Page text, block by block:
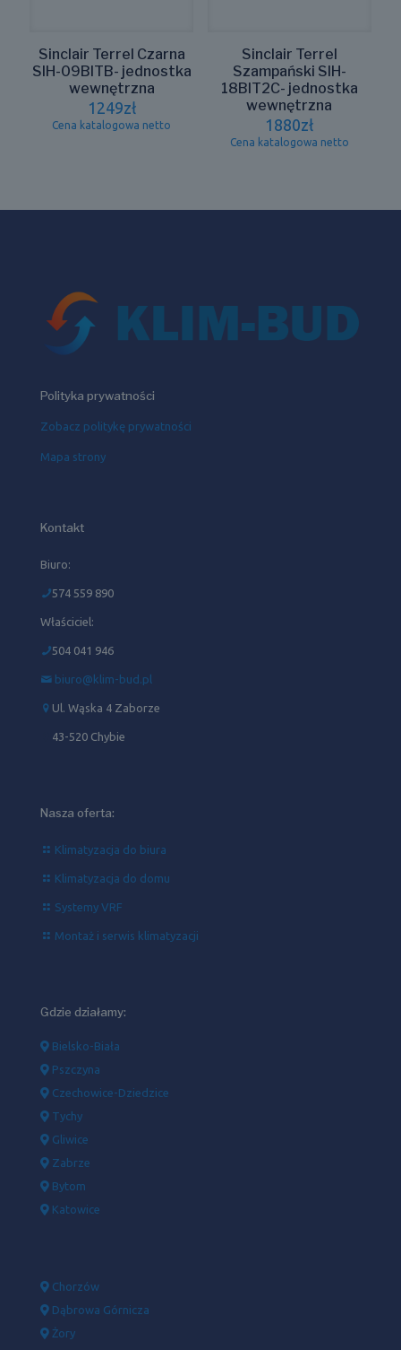
Sinclair Terrel Czarna
SIH-09BITB- jednostka
wewnętrzna
1249zł
Cena katalogowa netto
Sinclair Terrel
Szampański SIH-
18BIT2C- jednostka
wewnętrzna
1880zł
Cena katalogowa netto
Polityka prywatności
Zobacz politykę prywatności
Mapa strony
Kontakt
Biuro:
574 559 890
Właściciel:
504 041 946‬
biuro@klim-bud.pl
Ul. Wąska 4 Zaborze
43-520 Chybie
Nasza oferta:
Klimatyzacja do biura
Klimatyzacja do domu
Systemy VRF
Montaż i serwis klimatyzacji
Gdzie działamy:
Bielsko-Biała
Pszczyna
Czechowice-Dziedzice
Tychy
Gliwice
Zabrze
Bytom
Katowice
Chorzów
Dąbrowa Górnicza
Żory